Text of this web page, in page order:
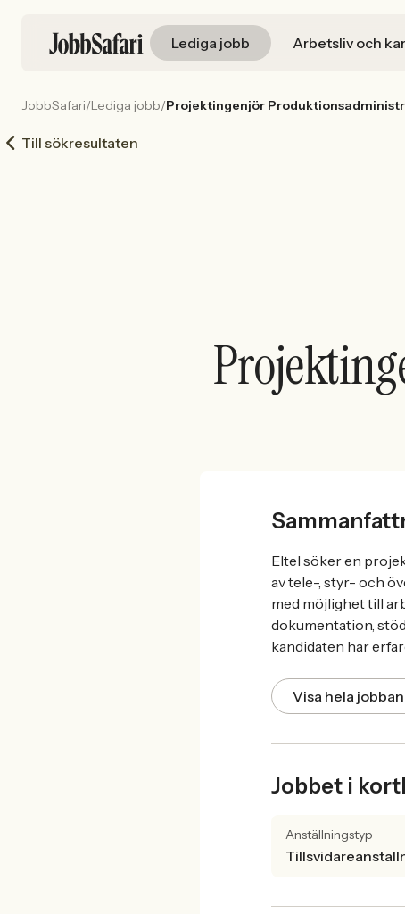
Lediga jobb Arbetsliv och
JobbSafari/Lediga jobb/Projektingenjör
Till sökresultaten
Eltel söker en
av tele-, styr- och
med möjlighet till
dokumentation,
kandidaten har
Visa hela
Jobbet i
Anställningstyp